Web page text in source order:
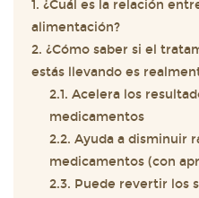
1. ¿Cuál es la relación
alimentación?
2. ¿Cómo saber si el
estás llevando es
2.1. Acelera los
medicamentos
2.2. Ayuda a disminuir
medicamentos (con
2.3. Puede revertir los